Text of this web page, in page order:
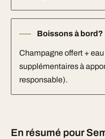
Boissons à bord?
Champagne offert +
supplémentaires à
responsable).
En résumé pour